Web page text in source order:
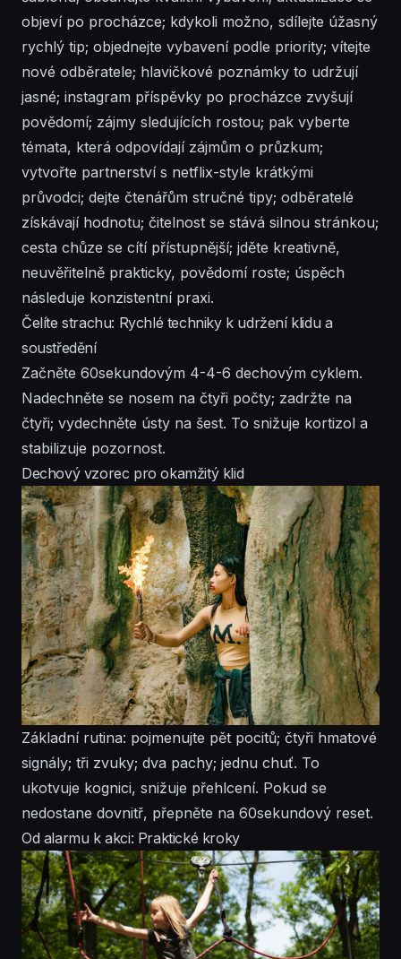
objeví po procházce; kdykoli možno, sdílejte úžasný
rychlý tip; objednejte vybavení podle priority; vítejte
nové odběratele; hlavičkové poznámky to udržují
jasné; instagram příspěvky po procházce zvyšují
povědomí; zájmy sledujících rostou; pak vyberte
témata, která odpovídají zájmům o průzkum;
vytvořte partnerství s netflix-style krátkými
průvodci; dejte čtenářům stručné tipy; odběratelé
získávají hodnotu; čitelnost se stává silnou stránkou;
cesta chůze se cítí přístupnější; jděte kreativně,
neuvěřitelně prakticky, povědomí roste; úspěch
následuje konzistentní praxi.
Čelíte strachu: Rychlé techniky k udržení klidu a
soustředění
Začněte 60sekundovým 4-4-6 dechovým cyklem.
Nadechněte se nosem na čtyři počty; zadržte na
čtyři; vydechněte ústy na šest. To snižuje kortizol a
stabilizuje pozornost.
Dechový vzorec pro okamžitý klid
Základní rutina: pojmenujte pět pocitů; čtyři hmatové
signály; tři zvuky; dva pachy; jednu chuť. To
ukotvuje kognici, snižuje přehlcení. Pokud se
nedostane dovnitř, přepněte na 60sekundový reset.
Od alarmu k akci: Praktické kroky